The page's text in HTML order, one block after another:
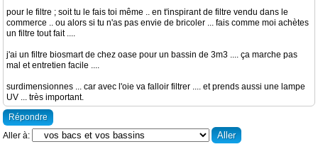
pour le filtre ; soit tu le fais toi même .. en t'inspirant de filtre vendu dans le
commerce .. ou alors si tu n'as pas envie de bricoler ... fais comme moi achètes
un filtre tout fait ....
j'ai un filtre biosmart de chez oase pour un bassin de 3m3 .... ça marche pas
mal et entretien facile ....
surdimensionnes ... car avec l'oie va falloir filtrer .... et prends aussi une lampe
UV ... très important.
Répondre
Aller à: